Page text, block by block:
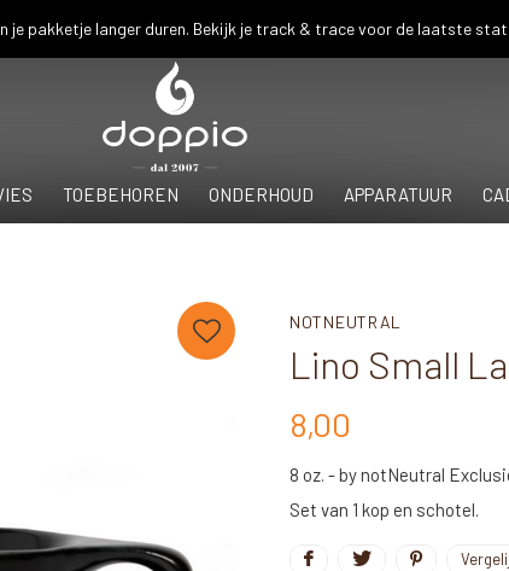
TOEBEHOREN ONDERHOUD APPARATUUR
je pakketje langer duren. Bekijk je track & trace voor de laatste
NOTNEUTRAL
Lino Small
8,00
8 oz. - by notNeutral
Set van 1 kop en schotel.